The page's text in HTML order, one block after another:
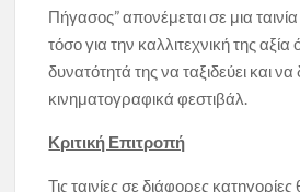
Πήγασος” απονέμεται σε μια
τόσο για την καλλιτεχνική της αξία
δυνατότητά της να ταξιδεύει και να
κινηματογραφικά φεστιβάλ.
Κριτική Επιτροπή
Τις ταινίες σε διάφορες